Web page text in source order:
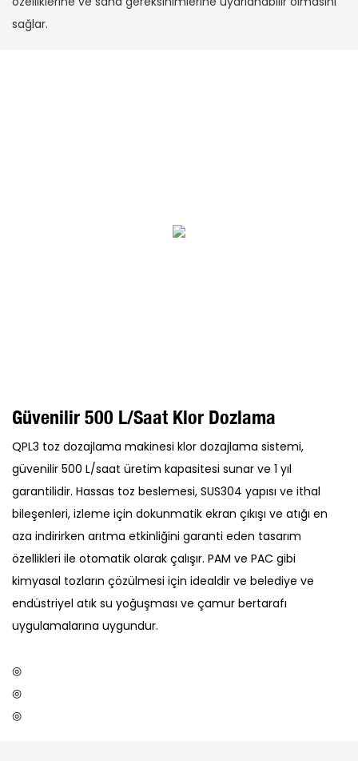
sağlar.
Güvenilir 500 L/saat Klor Dozlama
QPL3 toz dozajlama makinesi klor dozajlama sistemi,
güvenilir 500 L/saat üretim kapasitesi sunar ve 1 yıl
garantilidir. Hassas toz beslemesi, SUS304 yapısı ve ithal
bileşenleri, izleme için dokunmatik ekran çıkışı ve atığı en
aza indirirken arıtma etkinliğini garanti eden tasarım
özellikleri ile otomatik olarak çalışır. PAM ve PAC gibi
kimyasal tozların çözülmesi için idealdir ve belediye ve
endüstriyel atık su yoğuşması ve çamur bertarafı
uygulamalarına uygundur.
◎
◎
◎